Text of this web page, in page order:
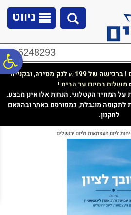
נגישות
ניווט
02-6248293
ברכישה של 199 ₪ לנק' מסירה, ובקנייה
משלוח בחינם עד הבית !
על המחיר הקטלוגי. הנחות אלו אינן מבצע.
לתקופה מוגבלת, כמפורסם באתר ובהתאם
לתקנון.
ליום העצמאות וליום ירושלים